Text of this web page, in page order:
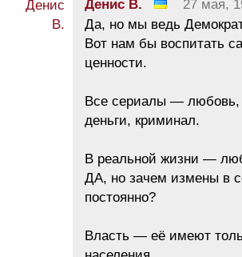
Денис В. 27 мая,
Да, но мы ведь
Вот нам бы воспитать
ценности.
Все сериалы — любовь,
деньги, криминал.
В реальной жизни —
ДА, но зачем измены в
постоянно?
Власть — её имеют